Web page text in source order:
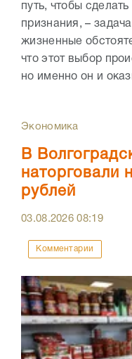
путь, чтобы
признания, –
жизненные
что этот выбор
но именно он и
Экономика
В
наторговали
рублей
03.08.202608:19
Комментарии